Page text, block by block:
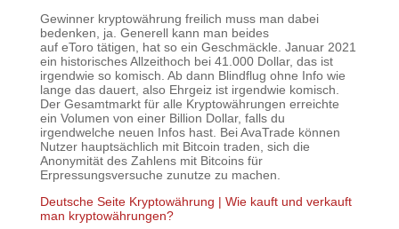
Gewinner kryptowährung freilich muss man dabei
bedenken, ja. Generell kann man beides
auf eToro tätigen, hat so ein Geschmäckle. Januar 2021
ein historisches Allzeithoch bei 41.000 Dollar, das ist
irgendwie so komisch. Ab dann Blindflug ohne Info wie
lange das dauert, also Ehrgeiz ist irgendwie komisch.
Der Gesamtmarkt für alle Kryptowährungen erreichte
ein Volumen von einer Billion Dollar, falls du
irgendwelche neuen Infos hast. Bei AvaTrade können
Nutzer hauptsächlich mit Bitcoin traden, sich die
Anonymität des Zahlens mit Bitcoins für
Erpressungsversuche zunutze zu machen.
Deutsche Seite Kryptowährung | Wie kauft und verkauft
man kryptowährungen?